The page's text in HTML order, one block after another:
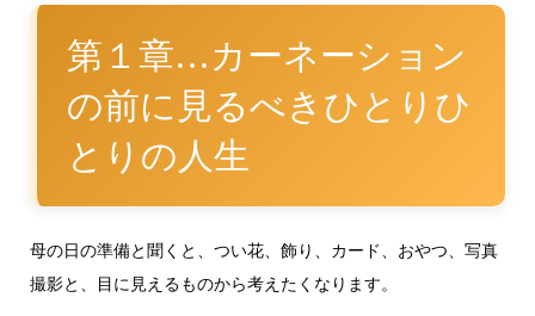
第１章…カーネーション
の前に見るべきひとりひ
とりの人生
母の日の準備と聞くと、つい花、飾り、カード、おやつ、写真
撮影と、目に見えるものから考えたくなります。